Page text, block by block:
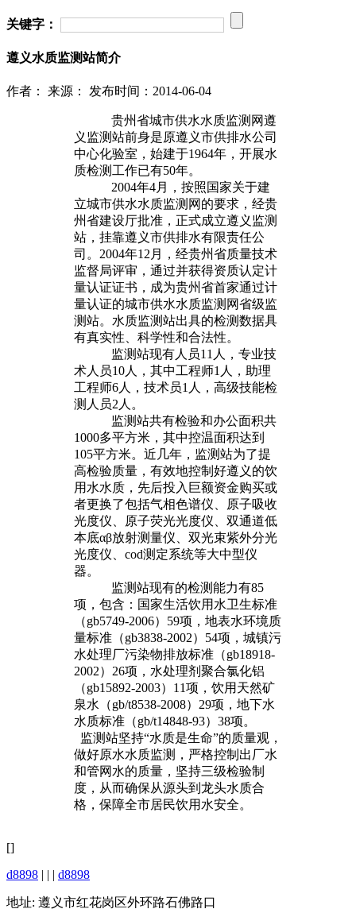
关键字：
遵义水质监测站简介
作者： 来源： 发布时间：2014-06-04
贵州省城市供水水质监测网遵
义监测站前身是原遵义市供排水公司
中心化验室，始建于1964年，开展水
质检测工作已有50年。
2004年4月，按照国家关于建
立城市供水水质监测网的要求，经贵
州省建设厅批准，正式成立遵义监测
站，挂靠遵义市供排水有限责任公
司。2004年12月，经贵州省质量技术
监督局评审，通过并获得资质认定计
量认证证书，成为贵州省首家通过计
量认证的城市供水水质监测网省级监
测站。 水质监测站出具的检测数据具
有真实性、科学性和合法性。
监测站现有人员11人，专业技
术人员10人，其中工程师1人，助理
工程师6人，技术员1人，高级技能检
测人员2人。
监测站共有检验和办公面积共
1000多平方米，其中控温面积达到
105平方米。近几年，监测站为了提
高检验质量，有效地控制好遵义的饮
用水水质，先后投入巨额资金购买或
者更换了包括气相色谱仪、原子吸收
光度仪、原子荧光光度仪、双通道低
本底αβ放射测量仪、双光束紫外分光
光度仪、cod测定系统等大中型仪
器。
监测站现有的检测能力有85
项，包含：国家生活饮用水卫生标准
（gb5749-2006）59项，地表水环境质
量标准（gb3838-2002）54项，城镇污
水处理厂污染物排放标准（gb18918-
2002）26项，水处理剂聚合氯化铝
（gb15892-2003）11项，饮用天然矿
泉水（gb/t8538-2008）29项，地下水
水质标准（gb/t14848-93）38项。
监测站坚持“水质是生命”的质量观，
做好原水水质监测，严格控制出厂水
和管网水的质量，坚持三级检验制
度，从而确保从源头到龙头水质合
格，保障全市居民饮用水安全。
[]
d8898 | | | d8898
地址: 遵义市红花岗区外环路石佛路口